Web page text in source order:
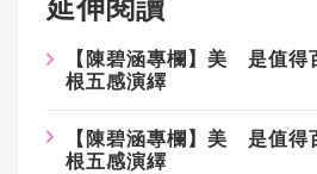
延伸閱讀
【陳碧涵專欄】美 是值得
根五感演繹
【陳碧涵專欄】美 是值得
根五感演繹